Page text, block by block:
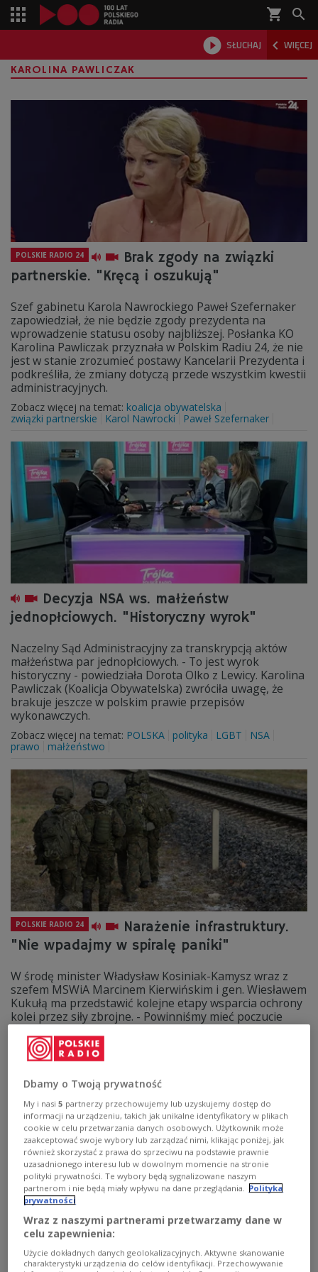
shopping_cart 
 SŁUCHAJ  WIĘCEJ

KAROLINA PAWLICZAK
POLSKIE RADIO 24
Brak zgody na związki
partnerskie. "Kręcą i oszukują"
Szef gabinetu Karola Nawrockiego Paweł Szefernaker
zapowiedział, że nie będzie zgody prezydenta na
wprowadzenie statusu osoby najbliższej. Posłanka KO
Karolina Pawliczak przyznała w Polskim Radiu 24, że nie
jest w stanie zrozumieć postawy Kancelarii Prezydenta i
podkreśliła, że zmiany dotyczą przede wszystkim kwestii
administracyjnych.
Zobacz więcej na temat: koalicja obywatelska
związki partnerskie
Karol Nawrocki Paweł Szefernaker
Decyzja NSA ws. małżeństw
jednopłciowych. "Historyczny wyrok"
Naczelny Sąd Administracyjny za transkrypcją aktów
małżeństwa par jednopłciowych. - To jest wyrok
historyczny - powiedziała Dorota Olko z Lewicy. Karolina
Pawliczak (Koalicja Obywatelska) zwróciła uwagę, że
brakuje jeszcze w polskim prawie przepisów
wykonawczych.
Zobacz więcej na temat: POLSKA polityka LGBT
NSA
prawo
małżeństwo
POLSKIE RADIO 24
Narażenie infrastruktury.
"Nie wpadajmy w spiralę paniki"
W środę minister Władysław Kosiniak-Kamysz wraz z
szefem MSWiA Marcinem Kierwińskim i gen. Wiesławem
Kukułą ma przedstawić kolejne etapy wsparcia ochrony
kolei przez siły zbrojne. - Powinniśmy mieć poczucie
tego, że Rosja jest absolutnie niebezpiecznym,
agresywnym krajem. Natomiast powinniśmy też czuć, że
jesteśmy bezpieczni - mówiła w Polskim Radiu 24
Zobacz więcej na temat:koalicja obywatelska
Ministerstwo Obrony Narodowej
wojsko sabotaż
Dbamy o Twoją prywatność
My i nasi5 partnerzy przechowujemy lub uzyskujemy dostęp do
informacji na urządzeniu, takich jak unikalne identyfikatory w plikach
cookie w celu przetwarzania danych osobowych. Użytkownik może
zaakceptować swoje wybory lub zarządzać nimi, klikając poniżej, jak
również skorzystać z prawa do sprzeciwu na podstawie prawnie
uzasadnionego interesu lub w dowolnym momencie na stronie
polityki prywatności. Te wybory będą sygnalizowane naszym
partnerom i nie będą miały wpływu na dane przeglądania. Polityka
prywatności
Wraz z naszymi partnerami przetwarzamy dane w
celu zapewnienia:
Użycie dokładnych danych geolokalizacyjnych. Aktywne skanowanie
charakterystyki urządzenia do celów identyfikacji. Przechowywanie